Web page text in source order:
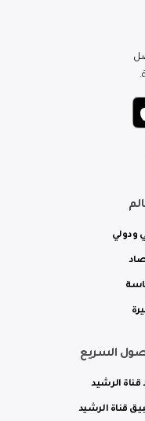
ودولي
السريع
قناة الرشيد
قناة الرشيد